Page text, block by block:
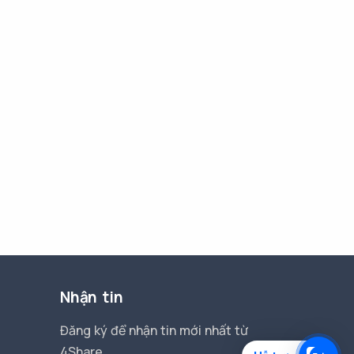
Nhận tin
Đăng ký để nhận tin mới nhất từ